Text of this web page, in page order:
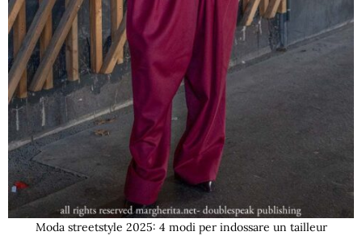
Moda streetstyle 2025: 4 modi per indossare un tailleur